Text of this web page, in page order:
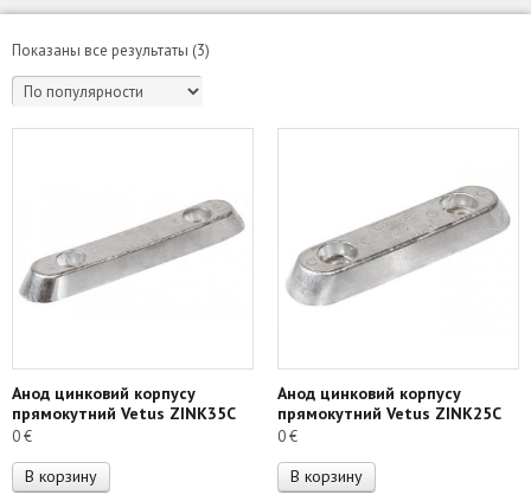
Показаны все результаты (3)
Анод цинковий корпусу
прямокутний Vetus ZINK35C
0€
В корзину
Анод цинковий корпусу
прямокутний Vetus ZINK25C
0€
В корзину